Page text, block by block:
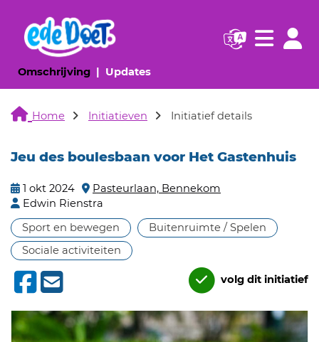
Omschrijving(huidige pagina)
Updates(huidige pagina)
Navigatie
Home Initiatieven Initiatief details
Jeu des boulesbaan voor Het Gastenhuis
1 okt 2024
Pasteurlaan, Bennekom
Edwin Rienstra
Sport en bewegen
Buitenruimte / Spelen
Sociale activiteiten
volg dit initiatief